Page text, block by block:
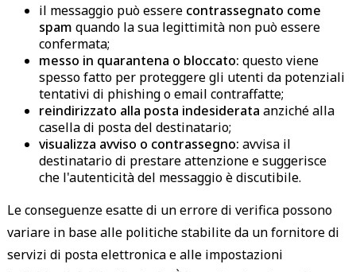
il messaggio può essere contrassegnato come
spam quando la sua legittimità non può essere
confermata;
messo in quarantena o bloccato: questo viene
spesso fatto per proteggere gli utenti da potenziali
tentativi di phishing o email contraffatte;
reindirizzato alla posta indesiderata anziché alla
casella di posta del destinatario;
visualizza avviso o contrassegno: avvisa il
destinatario di prestare attenzione e suggerisce
che l'autenticità del messaggio è discutibile.
Le conseguenze esatte di un errore di verifica possono
variare in base alle politiche stabilite da un fornitore di
servizi di posta elettronica e alle impostazioni